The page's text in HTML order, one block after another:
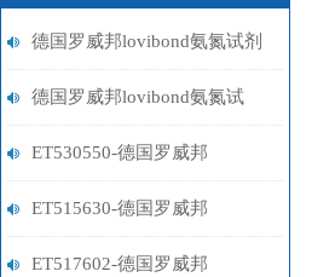
德国罗威邦lovibond氨氮试剂
的储存条件与使用注意事项
德国罗威邦lovibond氨氮试
剂：环保监测的重要工具
ET530550-德国罗威邦
Lovibond铁试剂
ET515630-德国罗威邦
Lovibond镍试剂
ET517602-德国罗威邦